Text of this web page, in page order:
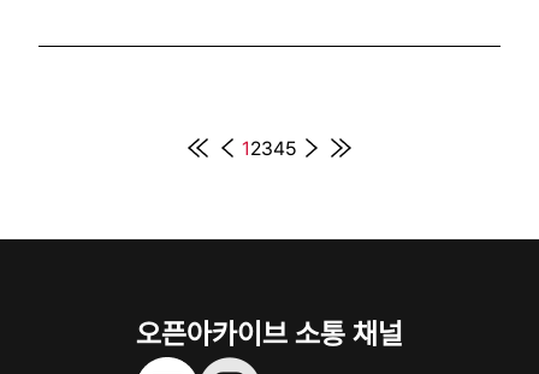
12345
오픈아카이브 소통 채널